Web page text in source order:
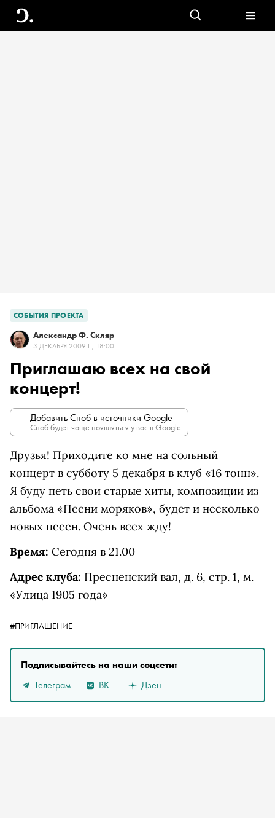
СОБЫТИЯ ПРОЕКТА
Александр Ф. Скляр
3 ДЕКАБРЯ 2009 Г., 18:00
Приглашаю всех на свой
концерт!
Добавить Сноб в источники Google
Сноб будет чаще появляться у вас в Google.
Друзья! Приходите ко мне на сольный
концерт в субботу 5 декабря в клуб «16 тонн».
Я буду петь свои старые хиты, композиции из
альбома «Песни моряков», будет и несколько
новых песен. Очень всех жду!
Время: Сегодня в 21.00
Адрес клуба: Пресненский вал, д. 6, стр. 1, м.
«Улица 1905 года»
#ПРИГЛАШЕНИЕ
Подписывайтесь на наши соцсети:
Телеграм
ВК Дзен